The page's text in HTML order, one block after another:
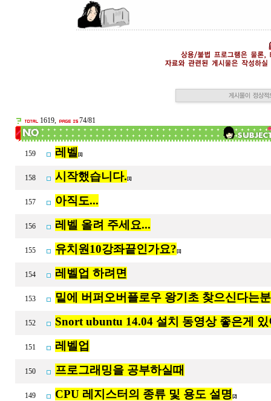
1619, 74/81
159 레벨 [1]
158 시작했습니다. [1]
157 아직도...
156 레벨 올려 주세요...
155 유치원10강좌끝인가요? [1]
154 레벨업 하려면
153 밑에 버퍼오버플로우 왕기초 찾으신다는분
152 Snort ubuntu 14.04 설치 동영상 좋은게
151 레벨업
150 프로그래밍을 공부하실때
149 CPU 레지스터의 종류 및 용도 설명 [2]